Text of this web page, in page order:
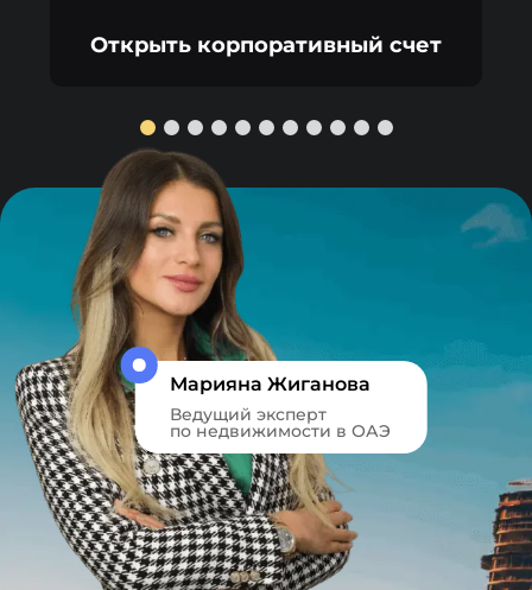
Открыть корпоративный счет
Марияна Жиганова
Ведущий эксперт
по недвижимости в ОАЭ